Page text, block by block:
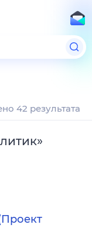
42 результата
»